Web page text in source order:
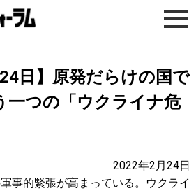
24日】原発だらけの国で
一つの「ウクライナ危
2022年2月24日
事的緊張が高まっている。ウクライ